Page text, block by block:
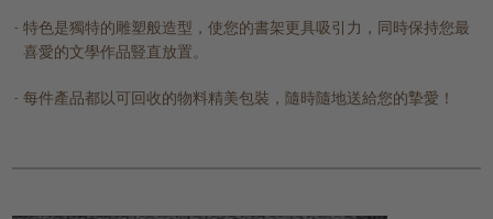
特色是獨特的雕塑般造型，使您的書架更具吸引力，同時保持您最
喜愛的文學作品豎直放置。
每件產品都以可回收的物料精美包裝，隨時隨地送給您的摯愛！